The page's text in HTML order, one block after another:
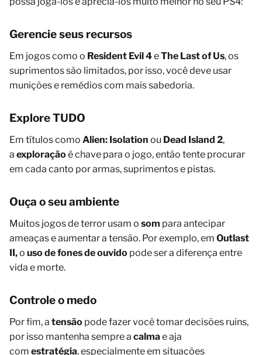
Gerencie seus recursos
Em jogos como o Resident Evil 4eThe Last of Us, os
suprimentos são limitados, por isso, você deve usar
munições e remédios com mais sabedoria.
Explore TUDO
Em títulos como Alien: Isolation ou Dead Island 2,
a exploração é chave para o jogo, então tente procurar
em cada canto por armas, suprimentos e pistas.
Ouça o seu ambiente
Muitos jogos de terror usam o som para antecipar
ameaças e aumentar a tensão. Por exemplo, em Outlast
II,o uso de fones de ouvido pode ser a diferença entre
vida e morte.
Controle o medo
Por fim, a tensão pode fazer você tomar decisões ruins,
por isso mantenha sempre a calmae aja
com estratégia, especialmente em situações